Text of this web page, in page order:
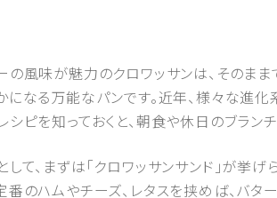
風味が魅力のクロワッサンは、そのま
なる万能なパンです。近年、様々な進
ピを知っておくと、朝食や休日のブラン
て、まずは「クロワッサンサンド」が挙
のハムやチーズ、レタスを挟めば、バ